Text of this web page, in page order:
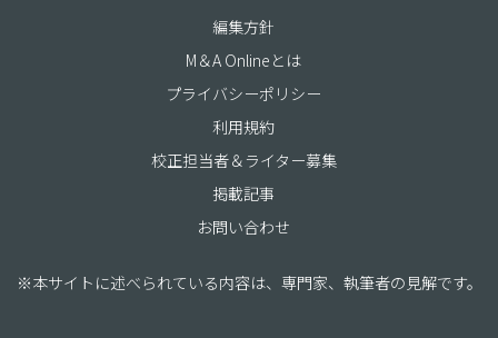
編集方針
M＆A Onlineとは
プライバシーポリシー
利用規約
校正担当者＆ライター募集
掲載記事
お問い合わせ
※本サイトに述べられている内容は、専門家、執筆者の見解です。